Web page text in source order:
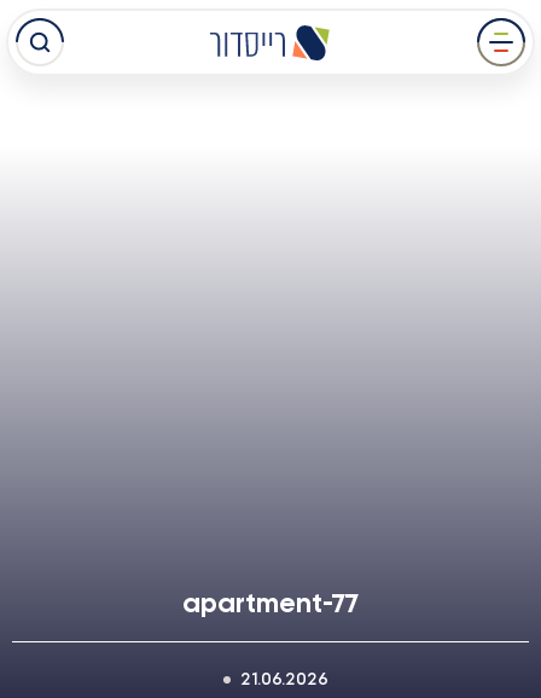
מעבר
לתוכן
apartment-77
21.06.2026